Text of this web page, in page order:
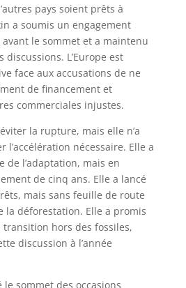
pays soient prêts à
a soumis un engagement
le sommet et a maintenu
L’Europe est
face aux accusations de ne
de financement et
commerciales injustes.
la rupture, mais elle n’a
l’accélération nécessaire. Elle a
de l’adaptation, mais en
de cinq ans. Elle a lancé
mais sans feuille de route
la déforestation. Elle a promis
hors des fossiles,
discussion à l’année
sommet des occasions